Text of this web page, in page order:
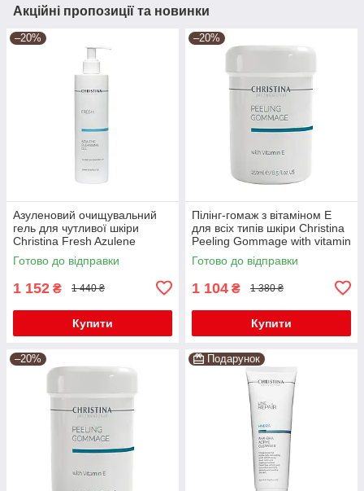
Акційні пропозиції та новинки
–20%
Азуленовий очищувальний
гель для чутливої шкіри
Christina Fresh Azulene
Cleansing Gel 300 мл
Готово до відправки
1 152 ₴ 1 440 ₴
Купити
–20%
Пілінг-гомаж з вітаміном Е
для всіх типів шкіри Christina
Peeling Gommage with vitamin
E, 250 мл
Готово до відправки
1 104 ₴ 1 380 ₴
Купити
–20% Подарунок